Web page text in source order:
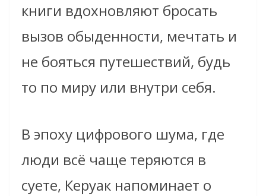
книги вдохновляют бросать
вызов обыденности, мечтать и
не бояться путешествий, будь
то по миру или внутри себя.
В эпоху цифрового шума, где
люди всё чаще теряются в
суете, Керуак напоминает о